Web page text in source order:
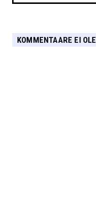
KOMMENTAARE EI OLE